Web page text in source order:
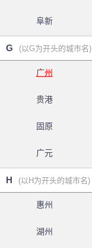
阜新
G (以G为开头的城市名)
广州
贵港
固原
广元
H (以H为开头的城市名)
惠州
湖州